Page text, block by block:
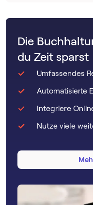
Die
du Zeit sparst
Umfassendes
Automatisierte
Integriere
Nutze viele